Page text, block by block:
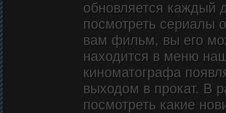
обновляется
посмотреть сериалы
вам фильм, вы его
находится в меню
киноматографа
выходом в прокат. В
посмотреть какие